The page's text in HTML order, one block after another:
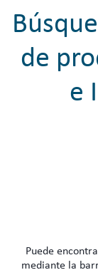
de
e
Puede
mediante la